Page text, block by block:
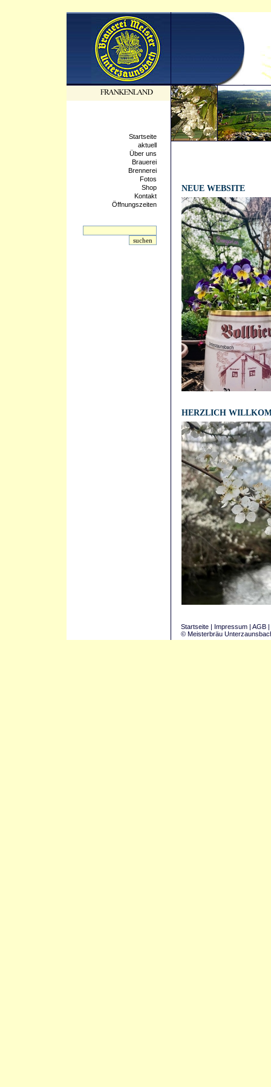
Startseite
aktuell
Über uns
Brauerei
Brennerei
Fotos
Shop
Kontakt
Öffnungszeiten
NEUE WEBSITE
HERZLICH
Startseite | Impressum | AGB |
© Meisterbräu